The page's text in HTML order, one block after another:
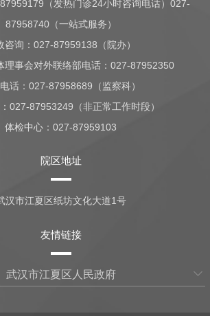
（发热门诊24小时咨询电话）027-
87958740（一站式服务）
咨询：027-87959138（院办）
理事会对外联络部电话：027-87952350
话：027-87958689（监察科）
027-87953249（非正常工作时段）
体检中心：027-87959103
院区地址
汉市江夏区纸坊文化大道1号
友情链接
武汉市江夏区人民政府